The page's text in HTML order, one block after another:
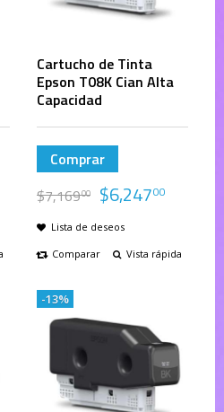
Cartucho de Tinta
Epson T08K Cian Alta
Capacidad
Comprar
$7,16900 $6,24700
Lista de deseos
Comparar
Vista rápida
-13%